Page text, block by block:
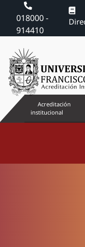
018000 -
914410
Acreditación
institucional